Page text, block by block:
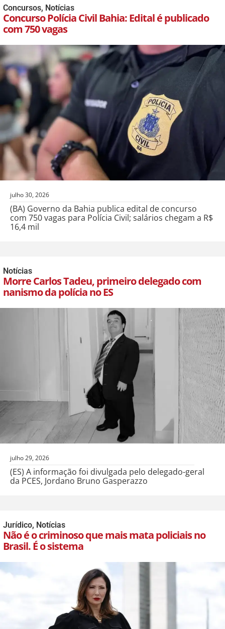
Concursos, Notícias
Concurso Polícia Civil Bahia: Edital é publicado
com 750 vagas
julho 30, 2026
(BA) Governo da Bahia publica edital de concurso
com 750 vagas para Polícia Civil; salários chegam a R$
16,4 mil
Notícias
Morre Carlos Tadeu, primeiro delegado com
nanismo da polícia no ES
julho 29, 2026
(ES) A informação foi divulgada pelo delegado-geral
da PCES, Jordano Bruno Gasperazzo
Jurídico, Notícias
Não é o criminoso que mais mata policiais no
Brasil. É o sistema